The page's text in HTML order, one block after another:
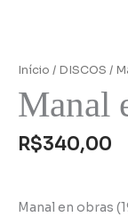
Início / DISCOS /
Manal
R$340,00
Manal en obras
obras
quantidade